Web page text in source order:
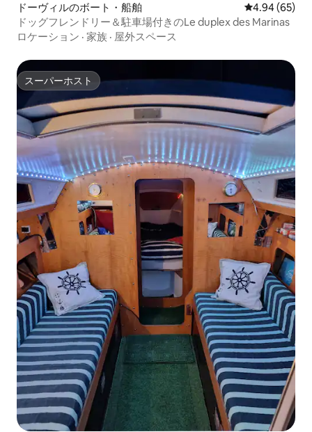
ドーヴィルのボート・船舶 レビュー65
4.94 (65)
ドッグフレンドリー＆駐車場付きのLe duplex des Marinas
ロケーション · 家族 · 屋外スペース
スーパーホスト
スーパーホスト